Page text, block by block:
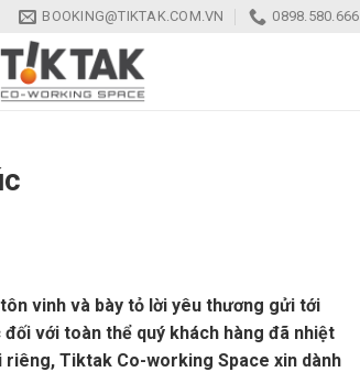
BOOKING@TIKTAK.COM.VN 0898.580.666
vinh và bày tỏ lời yêu thương gửi tới
với toàn thể quý khách hàng đã nhiệt
Tiktak Co-working Space xin dành